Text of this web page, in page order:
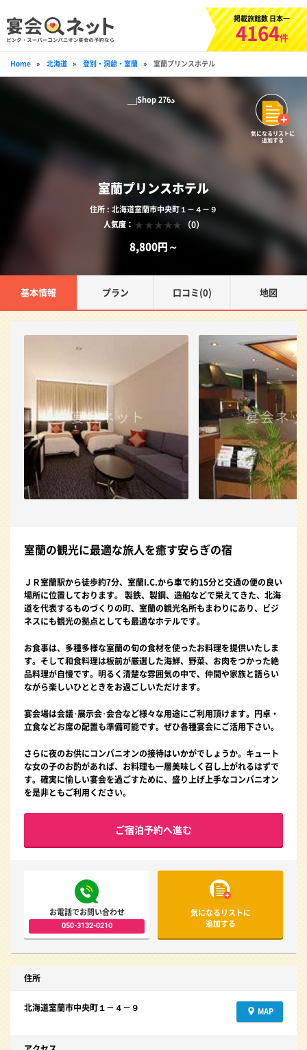
掲載旅館数 日本一
4164件
Home » 北海道 » 登別・洞爺・室蘭 » 室蘭プリンスホテル
室蘭プリンスホテル
住所 : 北海道室蘭市中央町１－４－９
人気度：
（0）
8,800円～
気になるリストに
追加する
基本情報 プラン 口コミ(0) 地図
室蘭の観光に最適な旅人を癒す安らぎの宿
ＪＲ室蘭駅から徒歩約7分、室蘭I.C.から車で約15分と交通の便の良い
場所に位置しております。 製鉄、製鋼、造船などで栄えてきた、北海
道を代表するものづくりの町、室蘭の観光名所もまわりにあり、ビジ
ネスにも観光の拠点としても最適なホテルです。
お食事は、多種多様な室蘭の旬の食材を使ったお料理を提供いたしま
す。そして和食料理は板前が厳選した海鮮、野菜、お肉をつかった絶
品料理が自慢です。明るく清楚な雰囲気の中で、仲間や家族と語らい
ながら楽しいひとときをお過ごしいただけます。
宴会場は会議･展示会･会合など様々な用途にご利用頂けます。円卓・
立食などお席の配置も準備可能です。ぜひ各種宴会にご活用下さい。
さらに夜のお供にコンパニオンの接待はいかがでしょうか。キュート
な女の子のお酌があれば、お料理も一層美味しく召し上がれるはずで
す。確実に愉しい宴会を過ごすために、盛り上げ上手なコンパニオン
を是非ともご利用ください。
ご宿泊予約へ進む
お電話でお問い合わせ
050-3132-0210
気になるリストに
追加する
住所
MAP
北海道室蘭市中央町１－４－９